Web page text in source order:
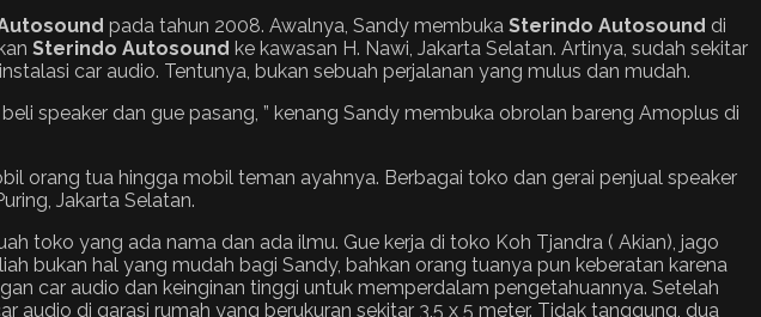
pada tahun 2008. Awalnya, Sandy membuka Sterindo Autosound di
Sterindo Autosound ke kawasan H. Nawi, Jakarta Selatan. Artinya, sudah sekitar
car audio. Tentunya, bukan sebuah perjalanan yang mulus dan mudah.
speaker dan gue pasang, ” kenang Sandy membuka obrolan bareng Amoplus di
orang tua hingga mobil teman ayahnya. Berbagai toko dan gerai penjual speaker
Jakarta Selatan.
toko yang ada nama dan ada ilmu. Gue kerja di toko Koh Tjandra ( Akian), jago
bukan hal yang mudah bagi Sandy, bahkan orang tuanya pun keberatan karena
car audio dan keinginan tinggi untuk memperdalam pengetahuannya. Setelah
di garasi rumah yang berukuran sekitar 3,5 x 5 meter. Tidak tanggung, dua